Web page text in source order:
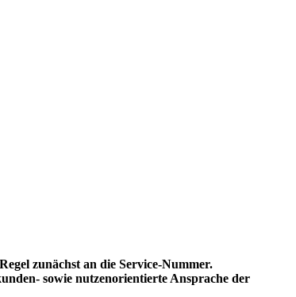
zunächst an die Service-Nummer.
sowie nutzenorientierte Ansprache der